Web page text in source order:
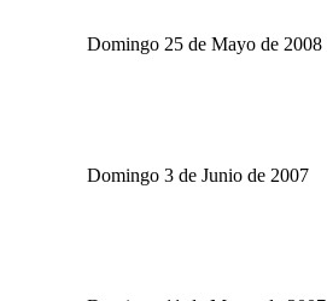
Domingo 25 de Mayo de 2008
Domingo 3 de Junio de 2007